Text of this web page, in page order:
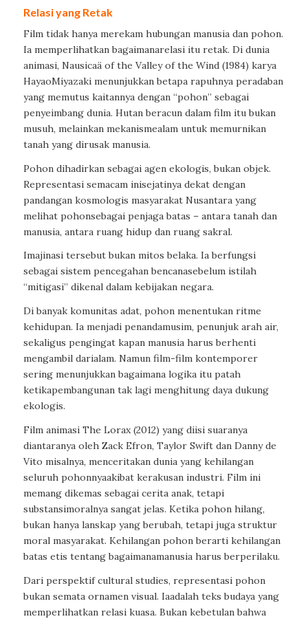
Relasiyang Retak
Film tidak hanya merekam hubungan manusia dan pohon.
Ia memperlihatkan bagaimanarelasi itu retak. Di dunia
animasi, Nausicaä of the Valley of the Wind (1984) karya
HayaoMiyazaki menunjukkan betapa rapuhnya peradaban
yang memutus kaitannya dengan“pohon” sebagai
penyeimbang dunia. Hutan beracun dalamfilm itu bukan
musuh, melainkan mekanismealam untuk memurnikan
tanahyang dirusak manusia.
Pohon dihadirkan sebagai agen ekologis,bukan objek.
Representasi semacam inisejatinya dekat dengan
pandangan kosmologis masyarakatNusantara yang
melihat pohonsebagai penjaga batas – antara tanah dan
manusia, antara ruang hidup dan ruang sakral.
Imajinasi tersebut bukan mitos belaka. Ia berfungsi
sebagai sistem pencegahan bencanasebelum istilah
“mitigasi” dikenal dalam kebijakan negara.
Dibanyak komunitas adat, pohon menentukan ritme
kehidupan. Ia menjadi penandamusim, penunjuk arahair,
sekaligus pengingat kapan manusia harus berhenti
mengambil darialam. Namunfilm-film kontemporer
sering menunjukkan bagaimana logika itu patah
ketikapembangunan tak lagi menghitung daya dukung
ekologis.
Film animasi The Lorax (2012) yang diisi suaranya
diantaranya olehZack Efron, Taylor Swift danDanny de
Vito misalnya, menceritakan duniayang kehilangan
seluruh pohonnyaakibat kerakusan industri. Film ini
memang dikemas sebagai cerita anak, tetapi
substansimoralnya sangat jelas. Ketika pohon hilang,
bukan hanya lanskap yangberubah, tetapijuga struktur
moral masyarakat. Kehilangan pohon berarti kehilangan
batas etis tentang bagaimanamanusia harus berperilaku.
Dari perspektifcultural studies, representasi pohon
bukan semata ornamenvisual. Iaadalah teks budayayang
memperlihatkan relasi kuasa. Bukan kebetulan bahwa